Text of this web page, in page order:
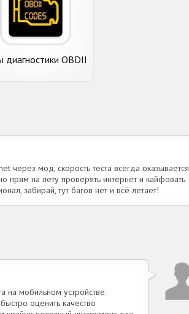
диагностики OBDII
через мод, скорость теста всегда оказывается
прям на лету проверять интернет и кайфовать
забирай, тут багов нет и всё летает!
на мобильном устройстве.
оценить качество